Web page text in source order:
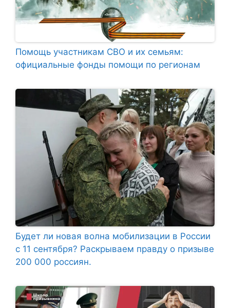
Помощь участникам СВО и их семьям:
официальные фонды помощи по регионам
Будет ли новая волна мобилизации в России
с 11 сентября? Раскрываем правду о призыве
200 000 россиян.